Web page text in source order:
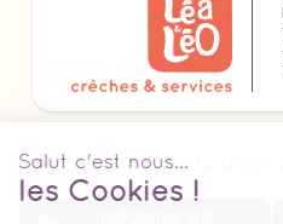
Télécharger nos applications